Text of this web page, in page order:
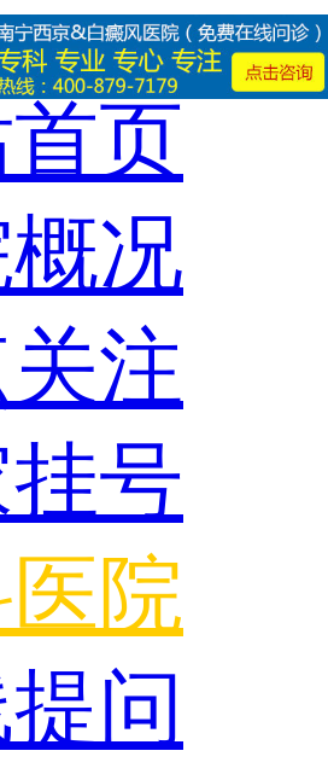
页
概况
注
号
院
问